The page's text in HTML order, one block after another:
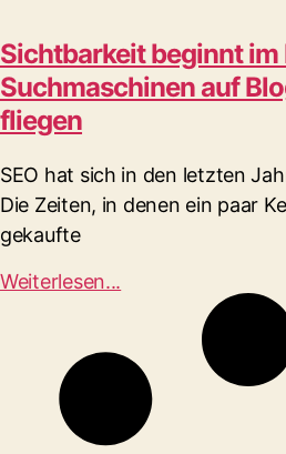
Sichtbarkeit beginnt im
Suchmaschinen auf
fliegen
SEO hat sich in den letzten
Die Zeiten, in denen ein paar
gekaufte
Weiterlesen...